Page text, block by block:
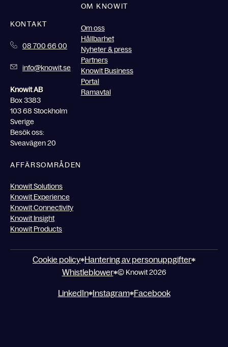
KONTAKT
08 700 66 00
info@knowit.se
Knowit AB
Box 3383
103 68 Stockholm
Sverige
Besök oss:
Sveavägen 20
OM KNOWIT
Om oss
Hållbarhet
Nyheter & press
Partners
Knowit Business
Portal
Ramavtal
AFFÄRSOMRÅDEN
Knowit Solutions
Knowit Experience
Knowit Connectivity
Knowit Insight
Knowit Products
Cookie policy Hantering av personuppgifter
Whistleblower © Knowit 2026
LinkedIn Instagram Facebook